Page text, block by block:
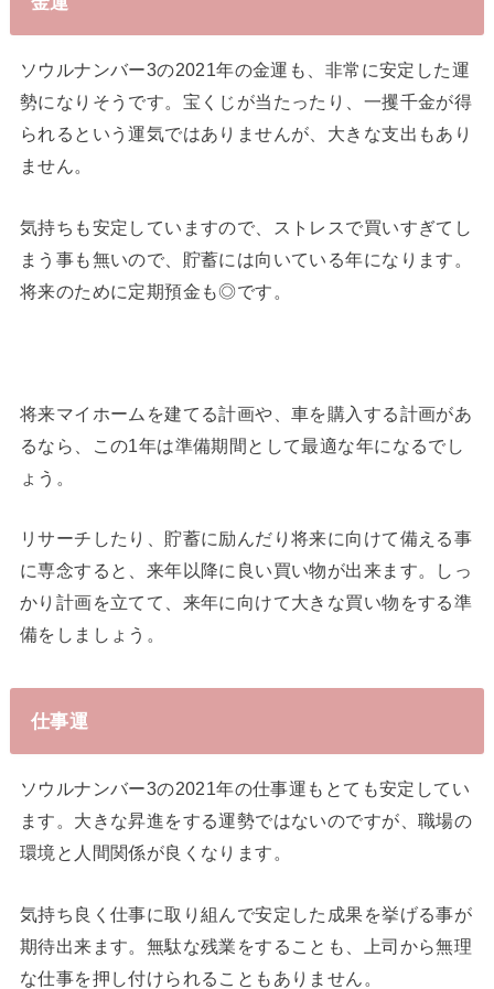
ソウルナンバー3の2021年の金運も、非常に安定した運
勢になりそうです。宝くじが当たったり、一攫千金が得
られるという運気ではありませんが、大きな支出もあり
ません。
気持ちも安定していますので、ストレスで買いすぎてし
まう事も無いので、貯蓄には向いている年になります。
将来のために定期預金も◎です。
将来マイホームを建てる計画や、車を購入する計画があ
るなら、この1年は準備期間として最適な年になるでし
ょう。
リサーチしたり、貯蓄に励んだり将来に向けて備える事
に専念すると、来年以降に良い買い物が出来ます。しっ
かり計画を立てて、来年に向けて大きな買い物をする準
備をしましょう。
仕事運
ソウルナンバー3の2021年の仕事運もとても安定してい
ます。大きな昇進をする運勢ではないのですが、職場の
環境と人間関係が良くなります。
気持ち良く仕事に取り組んで安定した成果を挙げる事が
期待出来ます。無駄な残業をすることも、上司から無理
な仕事を押し付けられることもありません。